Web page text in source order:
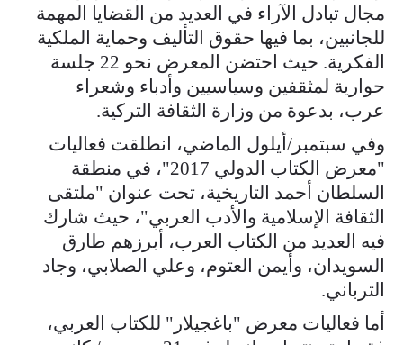
مجال تبادل الآراء في العديد من القضايا المهمة
للجانبين، بما فيها حقوق التأليف وحماية الملكية
الفكرية. حيث احتضن المعرض نحو 22 جلسة
حوارية لمثقفين وسياسيين وأدباء وشعراء
عرب، بدعوة من وزارة الثقافة التركية.
وفي سبتمبر/أيلول الماضي، انطلقت فعاليات
"معرض الكتاب الدولي 2017"، في منطقة
السلطان أحمد التاريخية، تحت عنوان "ملتقى
الثقافة الإسلامية والأدب العربي"، حيث شارك
فيه العديد من الكتاب العرب، أبرزهم طارق
السويدان، وأيمن العتوم، وعلي الصلابي، وجاد
الترباني.
أما فعاليات معرض "باغجيلار" للكتاب العربي،